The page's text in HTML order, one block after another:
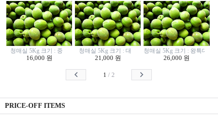
청매실 5Kg 크기 : 중
16,000 원
청매실 5Kg 크기 : 대
21,000 원
청매실 5Kg 크기 : 왕특대
26,000 원
1 / 2
PRICE-OFF ITEMS